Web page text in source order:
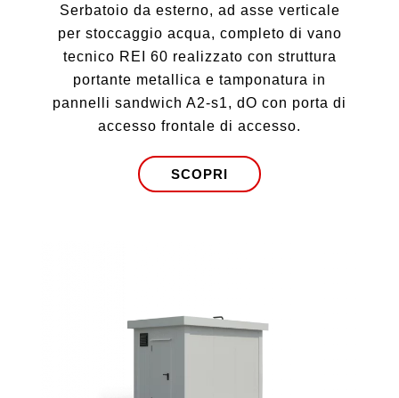
aggiornamenti e offerte speciali.
CAPTCHA
Serbatoio da esterno, ad asse verticale
per stoccaggio acqua, completo di vano
tecnico REI 60 realizzato con struttura
portante metallica e tamponatura in
pannelli sandwich A2-s1, dO con porta di
accesso frontale di accesso.
SCOPRI